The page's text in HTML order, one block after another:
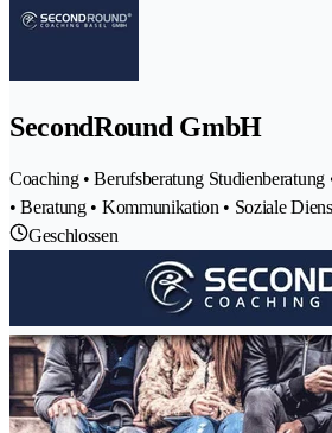
SecondRound GmbH
Coaching • Berufsberatung Studienberatung
• Beratung • Kommunikation • Soziale
Geschlossen